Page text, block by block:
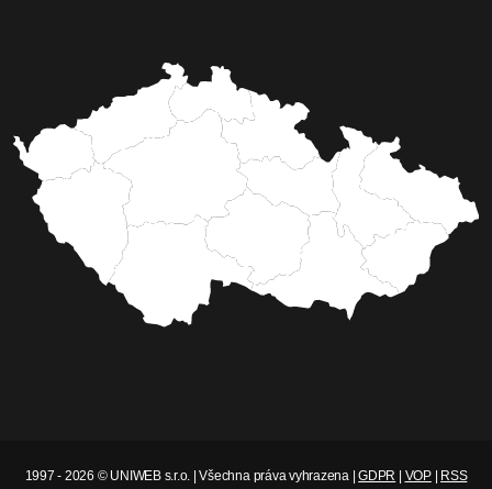
1997 - 2026 © UNIWEB s.r.o. | Všechna práva vyhrazena |GDPR | VOP| RSS